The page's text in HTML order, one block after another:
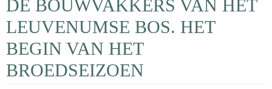
DE BOUWVAKKERS VAN HET
LEUVENUMSE BOS. HET
BEGIN VAN HET
BROEDSEIZOEN